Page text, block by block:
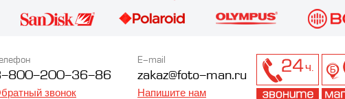
800-200-36-86
звонок
E-mail
zakaz@foto-man.ru
Напишите нам